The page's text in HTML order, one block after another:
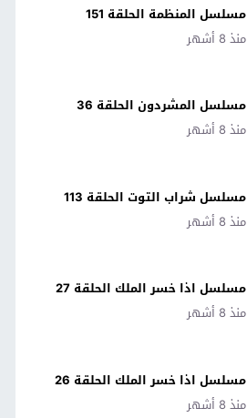
مسلسل المنظمة الحلقة 151
منذ 8 أشهر
مسلسل المشردون الحلقة 36
منذ 8 أشهر
مسلسل شراب التوت الحلقة 113
منذ 8 أشهر
مسلسل اذا خسر الملك الحلقة 27
منذ 8 أشهر
مسلسل اذا خسر الملك الحلقة 26
منذ 8 أشهر